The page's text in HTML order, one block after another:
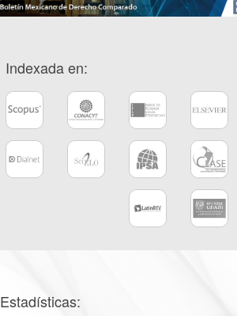
Indexada en:
Estadísticas: